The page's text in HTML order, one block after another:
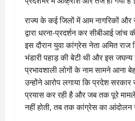
राज्य के कई जिलों में आम नागरिकों और
द्वारा धरना-प्रदर्शन कर सीबीआई जांच
इस दौरान युवा कांग्रेस नेता अमित
भंडारी पहाड़ की बेटी थी और इस जघन्य
प्रभावशाली लोगों के नाम सामने आना
उन्होंने आरोप लगाया कि प्रदेश सरकार
प्रयास कर रही है और जब तक पूरे
नहीं होती, तब तक कांग्रेस का आंदोलन